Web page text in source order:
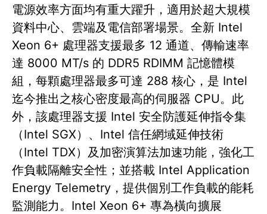
電源效率方面均有重大躍升，適用於超大規模
資料中心、雲端及電信部署場景。全新 Intel
Xeon 6+ 處理器支援最多 12 通道、傳輸速率
達 8000 MT/s 的 DDR5 RDIMM 記憶體模
組，每顆處理器最多可達 288 核心，是 Intel
迄今推出之核心密度最高的伺服器 CPU。此
外，該處理器支援 Intel 安全防護延伸指令集
（Intel SGX）、Intel 信任網域延伸技術
（Intel TDX）及加密演算法加速功能，強化工
作負載隔離安全性；並搭載 Intel Application
Energy Telemetry，提供個別工作負載的能耗
監測能力。Intel Xeon 6+ 專為橫向擴展